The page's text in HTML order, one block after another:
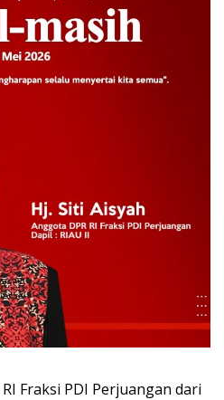
RI Fraksi PDI Perjuangan dari